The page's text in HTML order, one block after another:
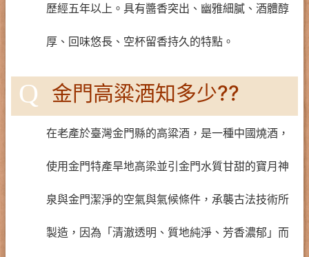
歷經五年以上。具有醬香突出、幽雅細膩、酒體醇
厚、回味悠長、空杯留香持久的特點。
Q 金門高粱酒知多少??
在老產於臺灣金門縣的高粱酒，是一種中國燒酒，
使用金門特產旱地高梁並引金門水質甘甜的寶月神
泉與金門潔淨的空氣與氣候條件，承襲古法技術所
製造，因為「清澈透明、質地純淨、芳香濃郁」而